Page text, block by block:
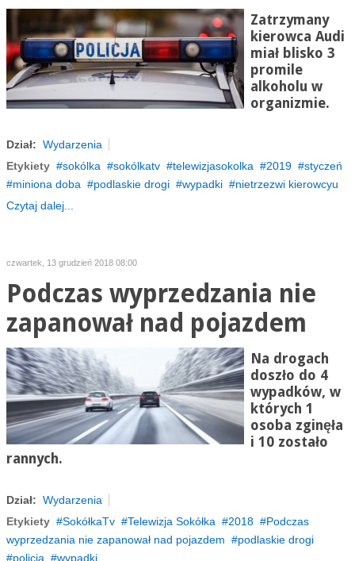
Zatrzymany
kierowca Audi
miał blisko 3
promile
alkoholu w
organizmie.
Dział: Wydarzenia
Etykiety
sokólka sokólkatv telewizjasokolka 2019
styczeń
miniona doba
podlaskie drogi wypadki
nietrzezwi kierowcyu
Czytaj dalej...
czwartek, 13 grudzień 2018 08:00
Podczas wyprzedzania nie
zapanował nad pojazdem
Na drogach
doszło do 4
wypadków, w
których 1
osoba zginęła
i 10 zostało
rannych.
Dział: Wydarzenia
Etykiety
SokółkaTv Telewizja Sokółka 2018
Podczas
wyprzedzania nie zapanował nad pojazdem
podlaskie drogi
policja
wypadki